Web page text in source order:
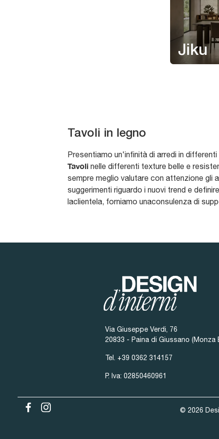
Jiku
Tavoli in legno
Presentiamo un'infinità di arredi in
Tavoli nelle differenti texture belle e
sempre meglio valutare con attenzione gli
suggerimenti riguardo i nuovi trend e
laclientela, forniamo unaconsulenza di
Via Giuseppe Verdi, 76
20833 - Paina di Giussano (Monza
Tel. +39 0362 314157
P. Iva: 02850460961
© 2026